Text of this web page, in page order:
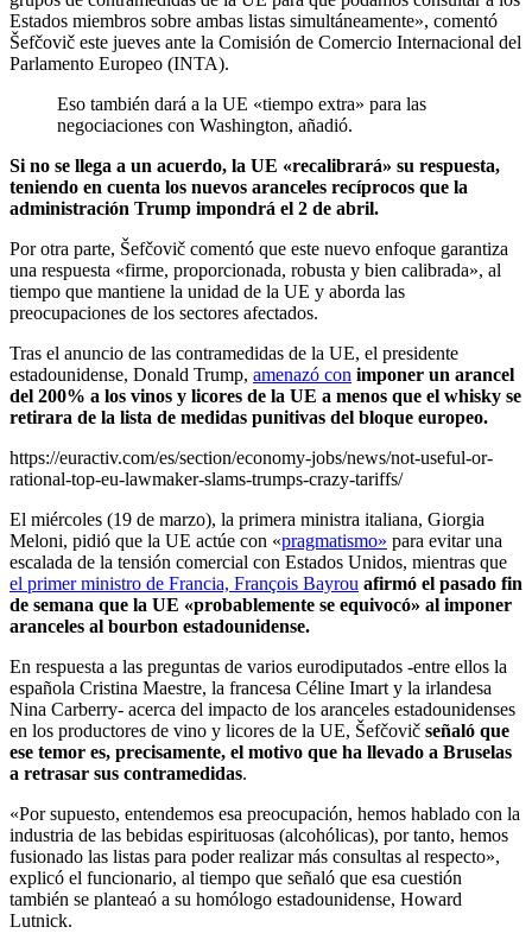
Estados miembros sobre ambas listas simultáneamente», comentó
Šefčovič este jueves ante la Comisión de Comercio Internacional del
Parlamento Europeo (INTA).
Eso también dará a la UE «tiempo extra» para las
negociaciones con Washington, añadió.
Si no se llega a un acuerdo, la UE «recalibrará» su respuesta,
teniendo en cuenta los nuevos aranceles recíprocos que la
administración Trump impondrá el 2 de abril.
Por otra parte, Šefčovič comentó que este nuevo enfoque garantiza
una respuesta «firme, proporcionada, robusta y bien calibrada», al
tiempo que mantiene la unidad de la UE y aborda las
preocupaciones de los sectores afectados.
Tras el anuncio de las contramedidas de la UE, el presidente
estadounidense, Donald Trump, amenazó con imponer un arancel
del 200% a los vinos y licores de la UE a menos que el whisky se
retirara de la lista de medidas punitivas del bloque europeo.
https://euractiv.com/es/section/economy-jobs/news/not-useful-or-
rational-top-eu-lawmaker-slams-trumps-crazy-tariffs/
El miércoles (19 de marzo), la primera ministra italiana, Giorgia
Meloni, pidió que la UE actúe con «pragmatismo» para evitar una
escalada de la tensión comercial con Estados Unidos, mientras que
el primer ministro de Francia, François Bayrou afirmó el pasado fin
de semana que la UE «probablemente se equivocó» al imponer
aranceles al bourbon estadounidense.
En respuesta a las preguntas de varios eurodiputados -entre ellos la
española Cristina Maestre, la francesa Céline Imart y la irlandesa
Nina Carberry- acerca del impacto de los aranceles estadounidenses
en los productores de vino y licores de la UE, Šefčovič señaló que
ese temor es, precisamente, el motivo que ha llevado a Bruselas
a retrasar sus contramedidas.
«Por supuesto, entendemos esa preocupación, hemos hablado con la
industria de las bebidas espirituosas (alcohólicas), por tanto, hemos
fusionado las listas para poder realizar más consultas al respecto»,
explicó el funcionario, al tiempo que señaló que esa cuestión
también se planteaó a su homólogo estadounidense, Howard
Lutnick.